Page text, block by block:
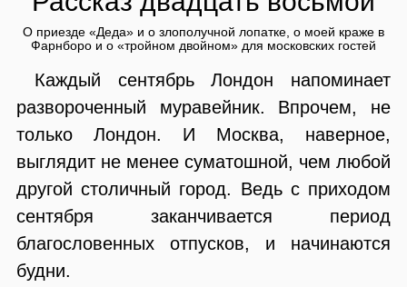
О приезде «Деда» и о злополучной лопатке, о моей краже в
Фарнборо и о «тройном двойном» для московских гостей
Каждый сентябрь Лондон напоминает
развороченный муравейник. Впрочем, не
только Лондон. И Москва, наверное,
выглядит не менее суматошной, чем любой
другой столичный город. Ведь с приходом
сентября заканчивается период
благословенных отпусков, и начинаются
будни.